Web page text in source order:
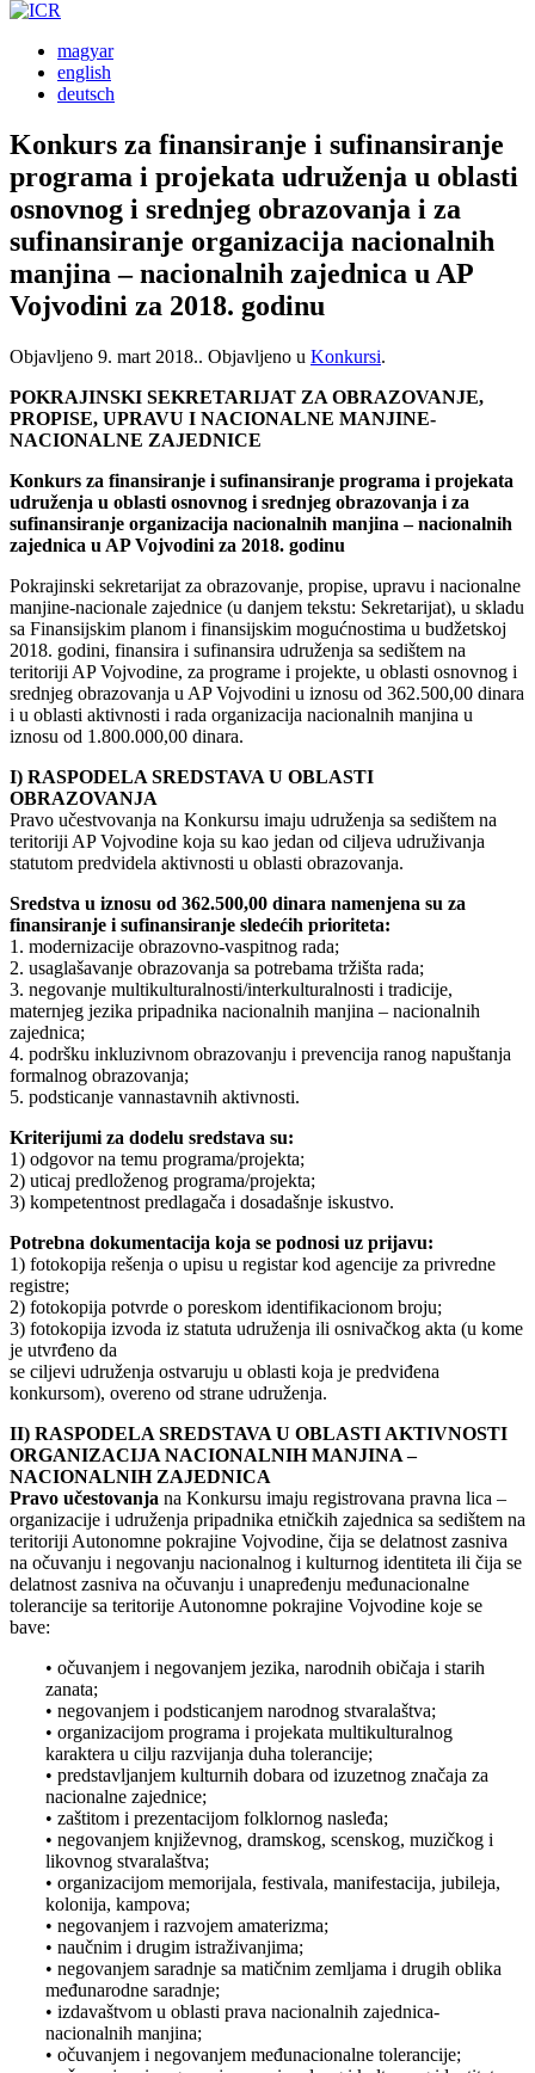
magyar
english
deutsch
Konkurs za finansiranje i sufinansiranje
programa i projekata udruženja u oblasti
osnovnog i srednjeg obrazovanja i za
sufinansiranje organizacija nacionalnih
manjina – nacionalnih zajednica u AP
Vojvodini za 2018. godinu
Objavljeno 9. mart 2018.. Objavljeno u Konkursi.
POKRAJINSKI SEKRETARIJAT ZA OBRAZOVANJE,
PROPISE, UPRAVU I NACIONALNE MANJINE-
NACIONALNE ZAJEDNICE
Konkurs za finansiranje i sufinansiranje programa i projekata
udruženja u oblasti osnovnog i srednjeg obrazovanja i za
sufinansiranje organizacija nacionalnih manjina – nacionalnih
zajednica u AP Vojvodini za 2018. godinu
Pokrajinski sekretarijat za obrazovanje, propise, upravu i nacionalne
manjine-nacionale zajednice (u danjem tekstu: Sekretarijat), u skladu
sa Finansijskim planom i finansijskim mogućnostima u budžetskoj
2018. godini, finansira i sufinansira udruženja sa sedištem na
teritoriji AP Vojvodine, za programe i projekte, u oblasti osnovnog i
srednjeg obrazovanja u AP Vojvodini u iznosu od 362.500,00 dinara
i u oblasti aktivnosti i rada organizacija nacionalnih manjina u
iznosu od 1.800.000,00 dinara.
I) RASPODELA SREDSTAVA U OBLASTI
OBRAZOVANJA
Pravo učestvovanja na Konkursu imaju udruženja sa sedištem na
teritoriji AP Vojvodine koja su kao jedan od ciljeva udruživanja
statutom predvidela aktivnosti u oblasti obrazovanja.
Sredstva u iznosu od 362.500,00 dinara namenjena su za
finansiranje i sufinansiranje sledećih prioriteta:
1. modernizacije obrazovno-vaspitnog rada;
2. usaglašavanje obrazovanja sa potrebama tržišta rada;
3. negovanje multikulturalnosti/interkulturalnosti i tradicije,
maternjeg jezika pripadnika nacionalnih manjina – nacionalnih
zajednica;
4. podršku inkluzivnom obrazovanju i prevencija ranog napuštanja
formalnog obrazovanja;
5. podsticanje vannastavnih aktivnosti.
Kriterijumi za dodelu sredstava su:
1) odgovor na temu programa/projekta;
2) uticaj predloženog programa/projekta;
3) kompetentnost predlagača i dosadašnje iskustvo.
Potrebna dokumentacija koja se podnosi uz prijavu:
1) fotokopija rešenja o upisu u registar kod agencije za privredne
registre;
2) fotokopija potvrde o poreskom identifikacionom broju;
3) fotokopija izvoda iz statuta udruženja ili osnivačkog akta (u kome
je utvrđeno da
se ciljevi udruženja ostvaruju u oblasti koja je predviđena
konkursom), overeno od strane udruženja.
II) RASPODELA SREDSTAVA U OBLASTI AKTIVNOSTI
ORGANIZACIJA NACIONALNIH MANJINA –
NACIONALNIH ZAJEDNICA
Pravo učestovanja na Konkursu imaju registrovana pravna lica –
organizacije i udruženja pripadnika etničkih zajednica sa sedištem na
teritoriji Autonomne pokrajine Vojvodine, čija se delatnost zasniva
na očuvanju i negovanju nacionalnog i kulturnog identiteta ili čija se
delatnost zasniva na očuvanju i unapređenju međunacionalne
tolerancije sa teritorije Autonomne pokrajine Vojvodine koje se
bave:
• očuvanjem i negovanjem jezika, narodnih običaja i starih
zanata;
• negovanjem i podsticanjem narodnog stvaralaštva;
• organizacijom programa i projekata multikulturalnog
karaktera u cilju razvijanja duha tolerancije;
• predstavljanjem kulturnih dobara od izuzetnog značaja za
nacionalne zajednice;
• zaštitom i prezentacijom folklornog nasleđa;
• negovanjem književnog, dramskog, scenskog, muzičkog i
likovnog stvaralaštva;
• organizacijom memorijala, festivala, manifestacija, jubileja,
kolonija, kampova;
• negovanjem i razvojem amaterizma;
• naučnim i drugim istraživanjima;
• negovanjem saradnje sa matičnim zemljama i drugih oblika
međunarodne saradnje;
• izdavaštvom u oblasti prava nacionalnih zajednica-
nacionalnih manjina;
• očuvanjem i negovanjem međunacionalne tolerancije;